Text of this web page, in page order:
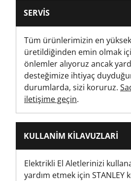
SERVIS
Tüm ürünlerimizin en
üretildiğinden emin olmak
önlemler alıyoruz ancak
desteğimize ihtiyaç
durumlarda, sizi koruruz.
iletişime geçin.
KULLANIM KILAVUZLARI
Elektrikli El Aletlerinizi
yardım etmek için STANLEY